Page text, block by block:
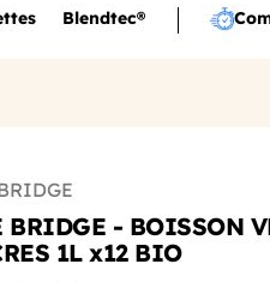
Blendtec®
BRIDGE - BOISSON
1L x12 BIO